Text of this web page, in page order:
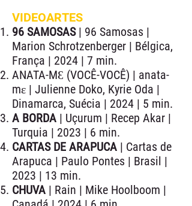
VIDEOARTES
96 SAMOSAS| 96 Samosas |
Marion Schrotzenberger | Bélgica,
França | 2024 | 7 min.
ANATA-MƐ (VOCÊ-VOCÊ) | anata-
mɛ | Julienne Doko, Kyrie Oda |
Dinamarca, Suécia | 2024 | 5 min.
A BORDA | Uçurum | Recep Akar |
Turquia | 2023 | 6 min.
CARTAS DE ARAPUCA | Cartas de
Arapuca | Paulo Pontes | Brasil |
2023 | 13 min.
CHUVA | Rain | Mike Hoolboom |